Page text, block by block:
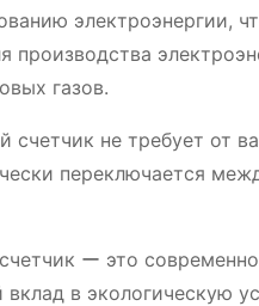
электроэнергии,
производства
газов.
счетчик не требует от
переключается
ー это
в экологическую